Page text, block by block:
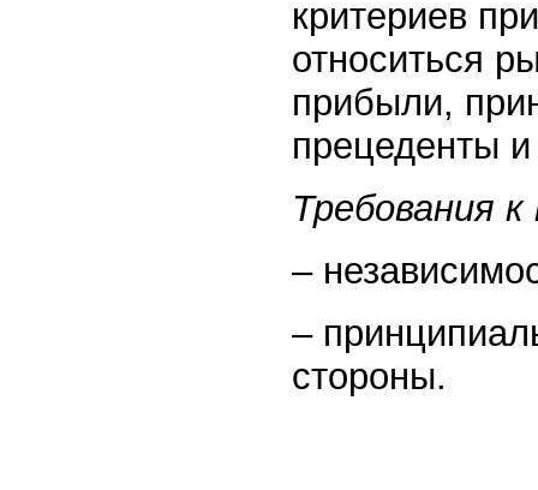
критериев
относиться
прибыли,
прецеденты
Требования
–
–
стороны.